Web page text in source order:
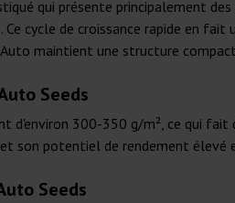
qui présente principalement
cycle de croissance rapide en
maintient une structure
Seeds
300-350 g/m², ce qui fait
son potentiel de rendement
Seeds